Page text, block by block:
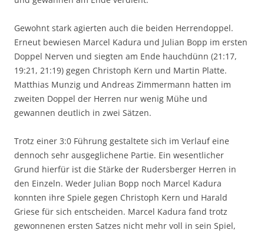
Gewohnt stark agierten auch die beiden Herrendoppel.
Erneut bewiesen Marcel Kadura und Julian Bopp im ersten
Doppel Nerven und siegten am Ende hauchdünn (21:17,
19:21, 21:19) gegen Christoph Kern und Martin Platte.
Matthias Munzig und Andreas Zimmermann hatten im
zweiten Doppel der Herren nur wenig Mühe und
gewannen deutlich in zwei Sätzen.
Trotz einer 3:0 Führung gestaltete sich im Verlauf eine
dennoch sehr ausgeglichene Partie. Ein wesentlicher
Grund hierfür ist die Stärke der Rudersberger Herren in
den Einzeln. Weder Julian Bopp noch Marcel Kadura
konnten ihre Spiele gegen Christoph Kern und Harald
Griese für sich entscheiden. Marcel Kadura fand trotz
gewonnenen ersten Satzes nicht mehr voll in sein Spiel,